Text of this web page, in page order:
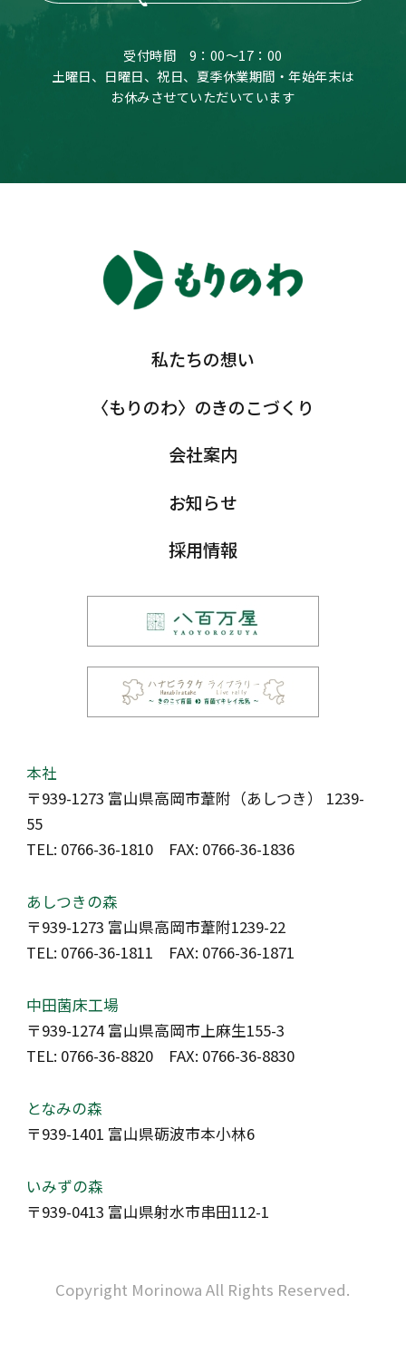
受付時間 9：00～17：00
土曜日、日曜日、祝日、夏季休業期間・年始年末は
お休みさせていただいています
私たちの想い
〈もりのわ〉のきのこづくり
会社案内
お知らせ
採用情報
本社
〒939-1273 富山県高岡市葦附（あしつき） 1239-
55
TEL: 0766-36-1810 FAX: 0766-36-1836
あしつきの森
〒939-1273 富山県高岡市葦附1239-22
TEL: 0766-36-1811 FAX: 0766-36-1871
中田菌床工場
〒939-1274 富山県高岡市上麻生155-3
TEL: 0766-36-8820 FAX: 0766-36-8830
となみの森
〒939-1401 富山県砺波市本小林6
いみずの森
〒939-0413 富山県射水市串田112-1
Copyright Morinowa All Rights Reserved.